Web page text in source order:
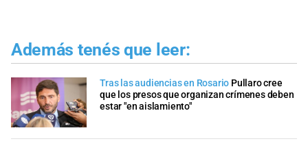
Además tenés que leer:
Tras las audiencias en Rosario Pullaro cree
que los presos que organizan crímenes deben
estar "en aislamiento"